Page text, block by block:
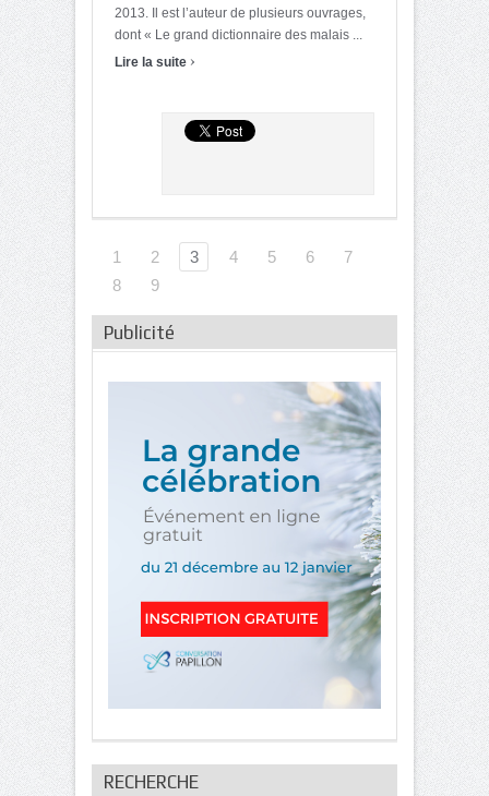
2013. Il est l’auteur de plusieurs ouvrages,
dont « Le grand dictionnaire des malais ...
Lire la suite ›
1 2 3 4 5 6
7
8
9
Publicité
RECHERCHE